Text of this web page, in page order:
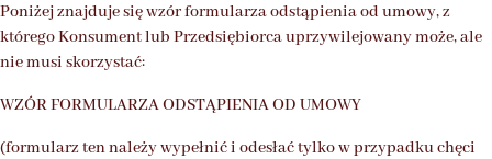
Poniżej znajduje się wzór formularza odstąpienia od umowy, z
którego Konsument lub Przedsiębiorca uprzywilejowany może, ale
nie musi skorzystać:
WZÓR FORMULARZA ODSTĄPIENIA OD UMOWY
(formularz ten należy wypełnić i odesłać tylko w przypadku chęci